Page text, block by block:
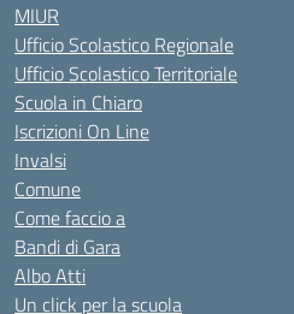
MIUR
Ufficio Scolastico Regionale
Ufficio Scolastico Territoriale
Scuola in Chiaro
Iscrizioni On Line
Invalsi
Comune
Come faccio a
Bandi di Gara
Albo Atti
Un click per la scuola